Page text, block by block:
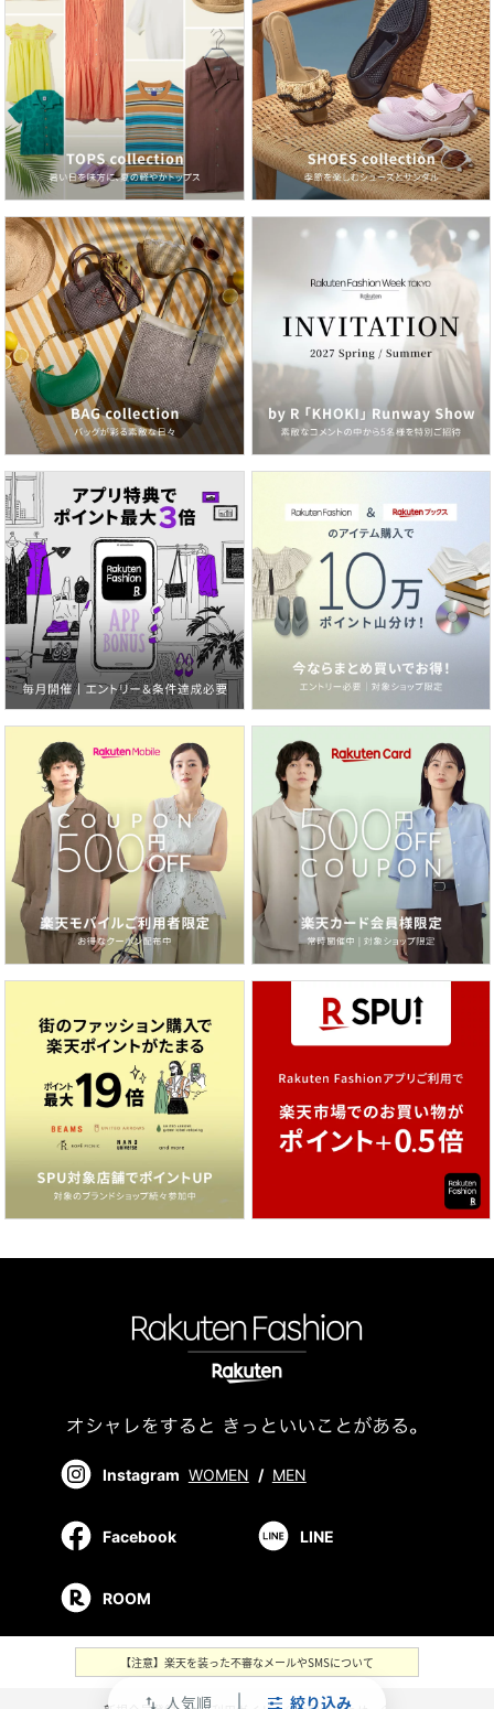
swap_vert 人気順 絞り込み
Instagram WOMEN / MEN
Facebook LINE
ROOM
【注意】楽天を装った不審なメールやSMSについて